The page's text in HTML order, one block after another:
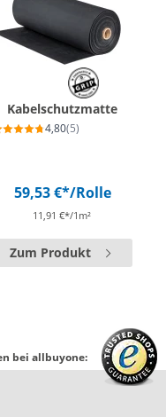
Kabelschutzmatte
4,80(5)
59,53 €*/Rolle
11,91 €*/1m²
Zum Produkt
bei allbuyone: